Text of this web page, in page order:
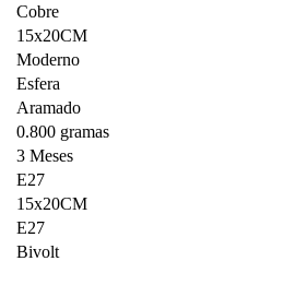
Cobre
15x20CM
Moderno
Esfera
Aramado
0.800 gramas
3 Meses
E27
15x20CM
E27
Bivolt